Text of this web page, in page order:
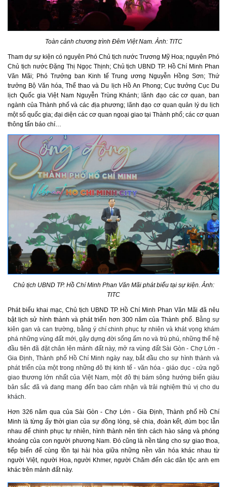
Toàn cảnh chương trình Đêm Việt Nam. Ảnh: TITC
Tham dự sự kiện có nguyên Phó Chủ tịch nước Trương Mỹ Hoa; nguyên Phó
Chủ tịch nướcĐặng Thị Ngọc Thịnh; Chủ tịch UBND TP. Hồ Chí Minh Phan
Văn Mãi; Phó Trưởng ban Kinh tế Trung ương Nguyễn Hồng Sơn; Thứ
trưởng Bộ Văn hóa, Thể thao và Du lịch Hồ An Phong; Cục trưởng Cục Du
lịch Quốc gia Việt Nam Nguyễn Trùng Khánh;lãnh đạo các cơ quan, ban
ngành của Thành phố và các địa phương; lãnh đạo cơ quan quản lý du lịch
một số quốc gia; đại diện các cơ quan ngoại giao tại Thành phố; các cơ quan
thông tấn báo chí…
Chủ tịch UBND TP. Hồ Chí Minh Phan Văn Mãi phát biểu tại sự kiện. Ảnh:
TITC
Phát biểu khai mạc, Chủ tịch UBND TP. Hồ Chí Minh Phan Văn Mãi đã nêu
bật lịch sử hình thành và phát triển hơn 300 năm của Thành phố. Bằng sự
kiên gan và can trường, bằng ý chí chinh phục tự nhiên và khát vọng khám
phá những vùng đất mới, gây dựng đời sống ấm no và trù phú, những thế hệ
đầu tiên đã đặt chân lên mảnh đất này, mở ra vùng đất Sài Gòn - Chợ Lớn -
Gia Định, Thành phố Hồ Chí Minh ngày nay, bắt đầu cho sự hình thành và
phát triển của một trong những đô thị kinh tế - văn hóa - giáo dục - cửa ngõ
giao thương lớn nhất của Việt Nam, một đô thị bám sông hướng biển giàu
bản sắc đã và đang mang đến bao cảm nhận và trải nghiệm thú vị cho du
khách.
Hơn 326 năm qua của Sài Gòn - Chợ Lớn - Gia Định, Thành phố Hồ Chí
Minh là từng ấy thời gian của sự đồng lòng, sẻ chia, đoàn kết, đùm bọc lẫn
nhau để chinh phục tự nhiên, hình thành nên tính cách hào sảng và phóng
khoáng của con người phương Nam. Đó cũng là nền tảng cho sự giao thoa,
tiếp biến để cùng tồn tại hài hòa giữa những nền văn hóa khác nhau từ
người Việt, người Hoa, người Khmer, người Chăm đến các dân tộc anh em
khác trên mảnh đất này.